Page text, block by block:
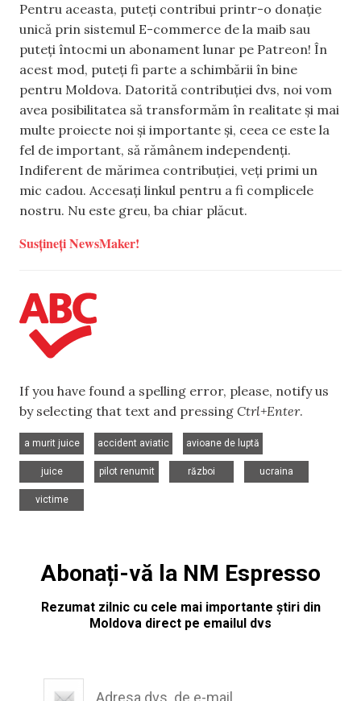
Pentru aceasta, puteți contribui printr-o donație
unică prin sistemul E-commerce de la maib sau
puteți întocmi un abonament lunar pe Patreon! În
acest mod, puteți fi parte a schimbării în bine
pentru Moldova. Datorită contribuției dvs, noi vom
avea posibilitatea să transformăm în realitate și mai
multe proiecte noi și importante și, ceea ce este la
fel de important, să rămânem independenți.
Indiferent de mărimea contribuției, veți primi un
mic cadou. Accesați linkul pentru a fi complicele
nostru. Nu este greu, ba chiar plăcut.
Susțineți NewsMaker!
If you have found a spelling error, please, notify us
by selecting that text and pressing Ctrl+Enter.
a murit juice
accident aviatic
avioane de luptă
juice
pilot renumit
război
ucraina
victime
Abonați-vă la NM Espresso
Rezumat zilnic cu cele mai importante știri din
Moldova direct pe emailul dvs